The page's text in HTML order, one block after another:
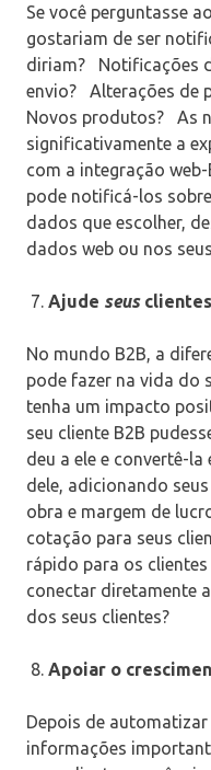
Se você perguntasse
gostariam de ser
diriam?
Notificações
envio?
Alterações de
Novos produtos?
As
significativamente a
com a integração web-
pode notificá-los
dados que escolher,
dados web ou nos
Ajude seus
No mundo B2B, a
pode fazer na vida do
tenha um impacto
seu cliente B2B
deu a ele e convertê-
dele, adicionando
obra e margem de
cotação para seus
rápido para os clientes
conectar diretamente
dos seus clientes?
Apoiar o
Depois de
informações